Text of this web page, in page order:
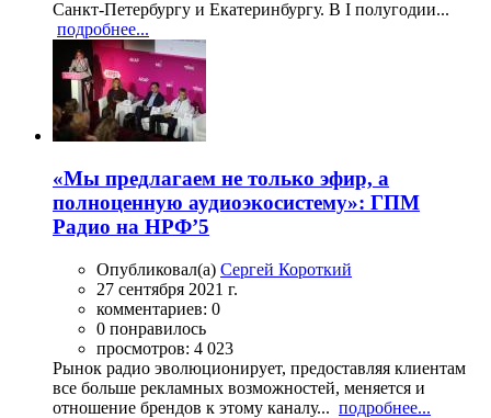
Санкт-Петербургу и Екатеринбургу. В I полугодии...
подробнее...
«Мы предлагаем не только эфир, а
полноценную аудиоэкосистему»: ГПМ
Радио на НРФ’5
Опубликовал(а) Сергей Короткий
27 сентября 2021 г.
комментариев: 0
0 понравилось
просмотров: 4 023
Рынок радио эволюционирует, предоставляя клиентам
все больше рекламных возможностей, меняется и
отношение брендов к этому каналу... подробнее...